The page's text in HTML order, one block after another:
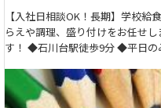
【入社日相談OK！長期】学校給
らえや調理、盛り付けをお任せ
す！ ◆石川台駅徒歩9分 ◆平日の